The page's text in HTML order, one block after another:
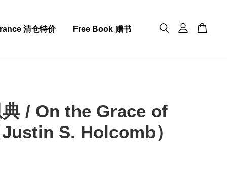
清仓特价 Free Book 赠书
/ On the Grace of
S. Holcomb）